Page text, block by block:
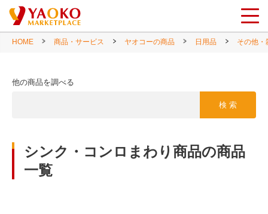
HOME 商品・サービス ヤオコーの商品 日用品 その他・
他の商品を調べる
検 索
シンク・コンロまわり商品の商品
一覧